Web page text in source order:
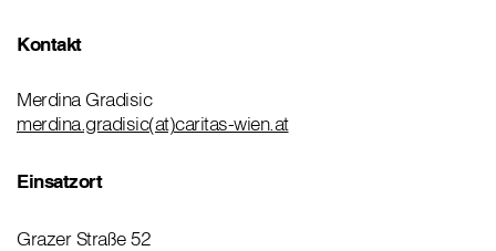
Kontakt
Merdina Gradisic
merdina.gradisic(at)caritas-wien.at
Einsatzort
Grazer Straße 52